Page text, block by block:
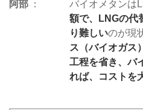
阿部 バイオメタンは
額で、LNGの代
り難しいのが現
ス（バイオガス
工程を省き、バ
れば、コストを